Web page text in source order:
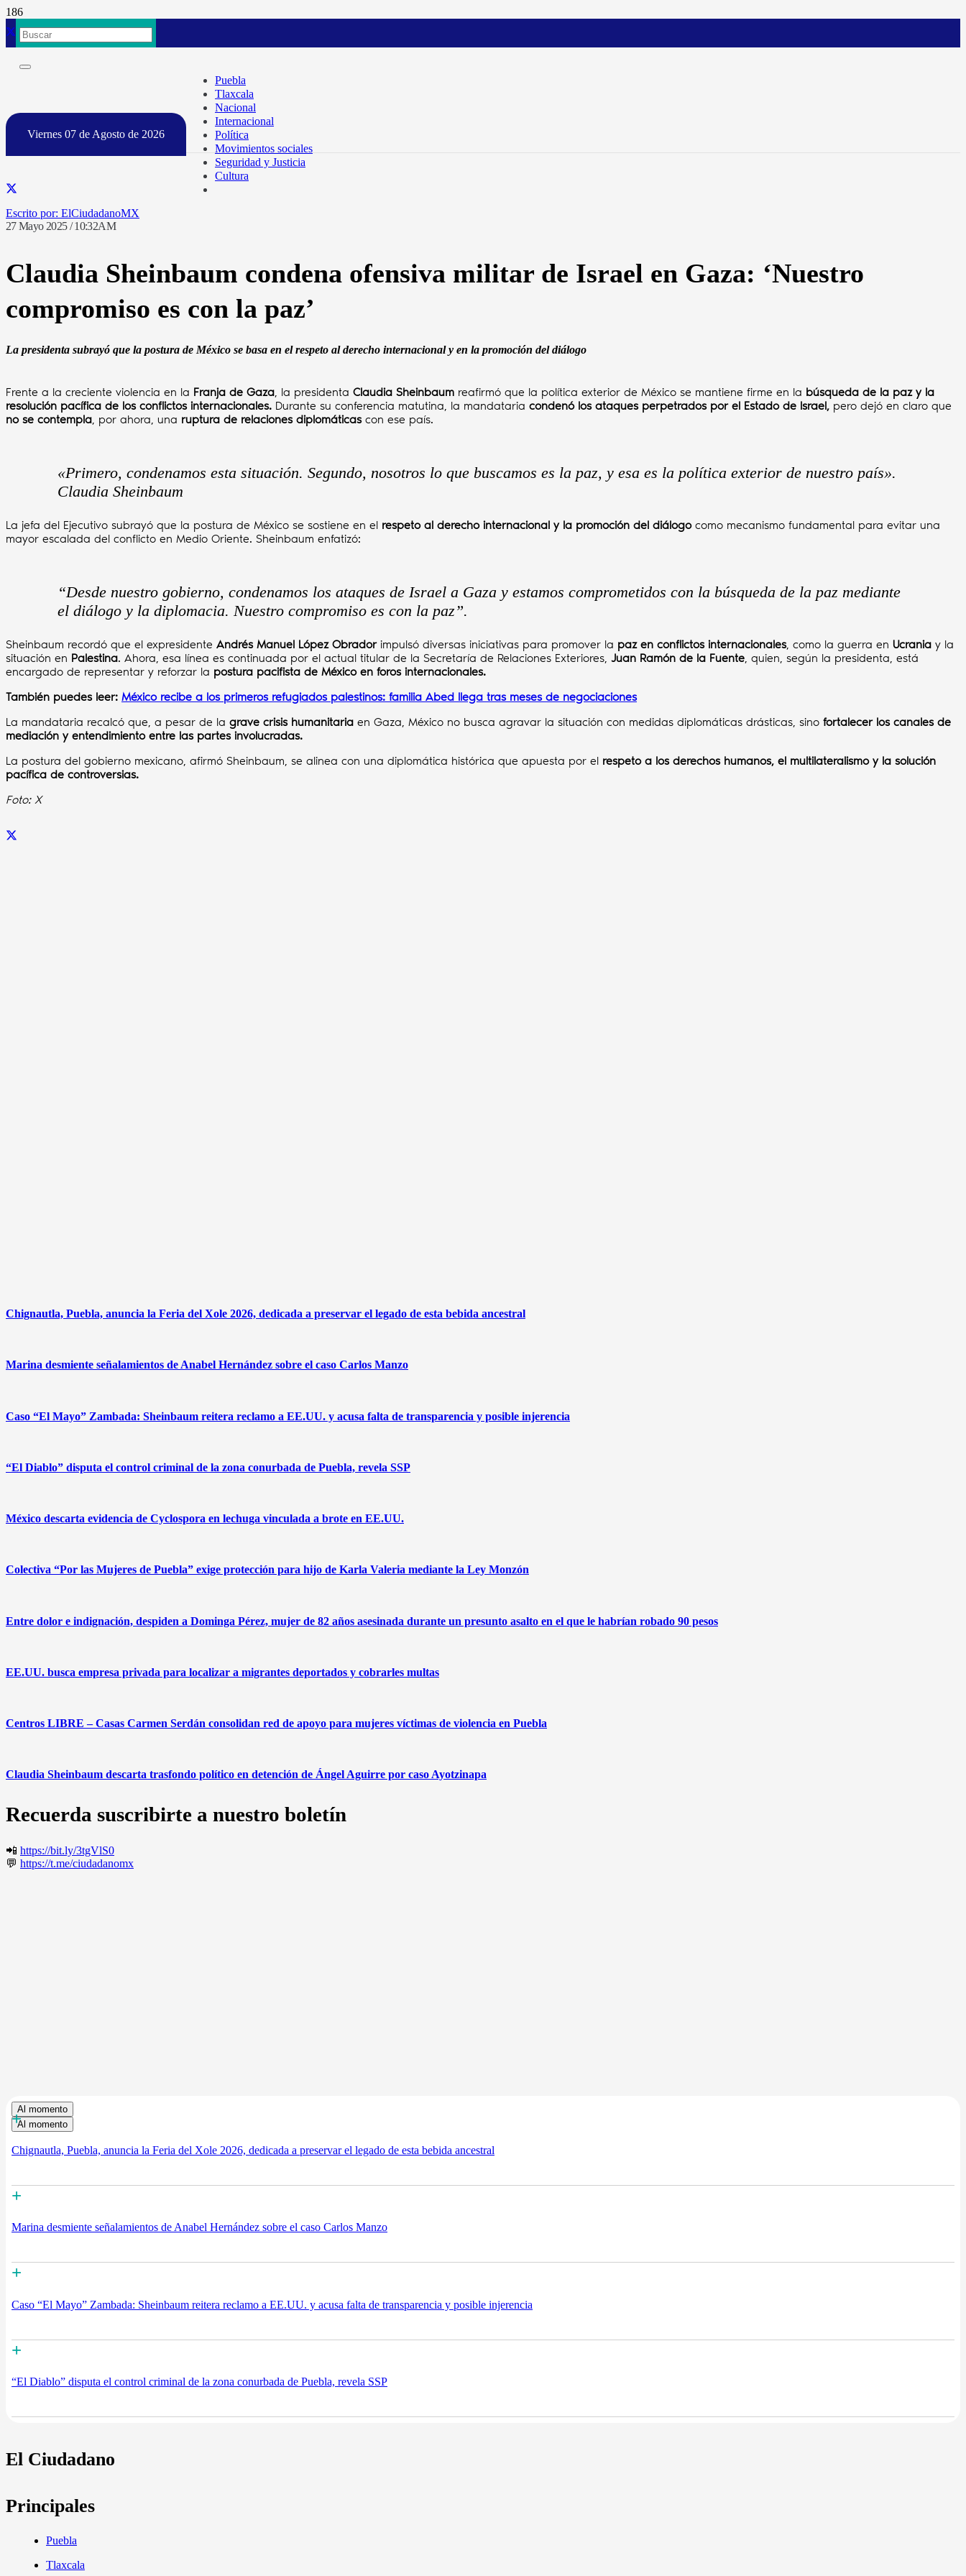
Viernes 07 de Agosto de 2026
Puebla
Tlaxcala
Nacional
Internacional
Política
Movimientos sociales
Seguridad y Justicia
Cultura
ElCiudadanoMX
27 Mayo 2025 / 10:32AM
Claudia Sheinbaum condena ofensiva militar de Israel en Gaza: ‘Nuestro
compromiso es con la paz’
La presidenta subrayó que la postura de México se basa en el respeto al derecho internacional y en la promoción del diálogo
Frente a la creciente violencia en la Franja de Gaza, la presidenta Claudia Sheinbaum reafirmó que la política exterior de México se mantiene firme en la búsqueda de la paz y la
resolución pacífica de los conflictos internacionales. Durante su conferencia matutina, la mandataria condenó los ataques perpetrados por el Estado de Israel, pero dejó en claro que
no se contempla, por ahora, una ruptura de relaciones diplomáticascon ese país.
«Primero, condenamos esta situación. Segundo, nosotros lo que buscamos es la paz, y esa es la política exterior de nuestro país».
Claudia Sheinbaum
La jefa del Ejecutivo subrayó que la postura de México se sostiene en el respeto al derecho internacional y la promoción del diálogocomo mecanismo fundamental para evitar una
mayor escalada del conflicto en Medio Oriente. Sheinbaum enfatizó:
“Desde nuestro gobierno, condenamos los ataques de Israel a Gaza y estamos comprometidos con la búsqueda de la paz mediante
el diálogo y la diplomacia. Nuestro compromiso es con la paz”.
Sheinbaum recordó que el expresidente Andrés Manuel López Obradorimpulsó diversas iniciativas para promover la paz en conflictos internacionales, como la guerra en Ucrania y la
situación en Palestina. Ahora, esa línea es continuada por el actual titular de la Secretaría de Relaciones Exteriores, Juan Ramón de la Fuente, quien, según la presidenta, está
encargado de representar y reforzar la postura pacifista de México en foros internacionales.
También puedes leer: México recibe a los primeros refugiados palestinos: familia Abed llega tras meses de negociaciones
La mandataria recalcó que, a pesar de la grave crisis humanitaria en Gaza, México no busca agravar la situación con medidas diplomáticas drásticas, sino fortalecer los canales de
mediación y entendimiento entre las partes involucradas.
La postura del gobierno mexicano, afirmó Sheinbaum, se alinea con una diplomática histórica que apuesta por el respeto a los derechos humanos, el multilateralismo y la solución
pacífica de controversias.
Foto: X
Chignautla, Puebla, anuncia la Feria del Xole 2026, dedicada a preservar el legado de esta bebida ancestral
Marina desmiente señalamientos de Anabel Hernández sobre el caso Carlos Manzo
Caso “El Mayo” Zambada: Sheinbaum reitera reclamo a EE.UU. y acusa falta de transparencia y posible injerencia
“El Diablo” disputa el control criminal de la zona conurbada de Puebla, revela SSP
México descarta evidencia de Cyclospora en lechuga vinculada a brote en EE.UU.
Colectiva “Por las Mujeres de Puebla” exige protección para hijo de Karla Valeria mediante la Ley Monzón
Entre dolor e indignación, despiden a Dominga Pérez, mujer de 82 años asesinada durante un presunto asalto en el que le habrían robado 90 pesos
EE.UU. busca empresa privada para localizar a migrantes deportados y cobrarles multas
Centros LIBRE – Casas Carmen Serdán consolidan red de apoyo para mujeres víctimas de violencia en Puebla
Claudia Sheinbaum descarta trasfondo político en detención de Ángel Aguirre por caso Ayotzinapa
Recuerda suscribirte a nuestro boletín
📲 https://bit.ly/3tgVlS0
💬 https://t.me/ciudadanomx
Al momento
Al momento
+
Chignautla, Puebla, anuncia la Feria del Xole 2026, dedicada a preservar el legado de esta bebida ancestral
+
Marina desmiente señalamientos de Anabel Hernández sobre el caso Carlos Manzo
+
Caso “El Mayo” Zambada: Sheinbaum reitera reclamo a EE.UU. y acusa falta de transparencia y posible injerencia
+
“El Diablo” disputa el control criminal de la zona conurbada de Puebla, revela SSP
El Ciudadano
Principales
Puebla
Tlaxcala